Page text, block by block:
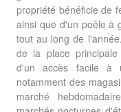
propriété bénéficie de
ainsi que d'un poêle à
tout au long de
de la place
d'un accès facile à
notamment des
marché